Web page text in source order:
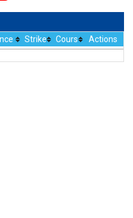
Strike Cours Actions